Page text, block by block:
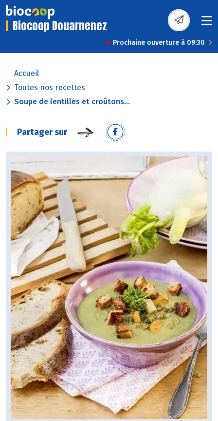
Biocoop Douarnenez
Prochaine ouverture à 09:30
Accueil
Toutes nos recettes
Soupe de lentilles et croûtons...
Partager sur